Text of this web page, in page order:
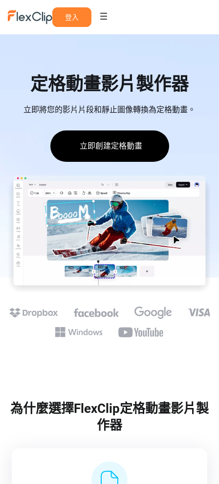
登入
定格動畫影片製作器
立即將您的影片片段和靜止圖像轉換為定格動畫。
立即創建定格動畫
為什麼選擇FlexClip定格動畫影片製
作器